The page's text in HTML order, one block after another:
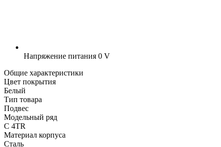
Напряжение питания 0 V
Общие характеристики
Цвет покрытия
Белый
Тип товара
Подвес
Модельный ряд
C 4TR
Материал корпуса
Сталь